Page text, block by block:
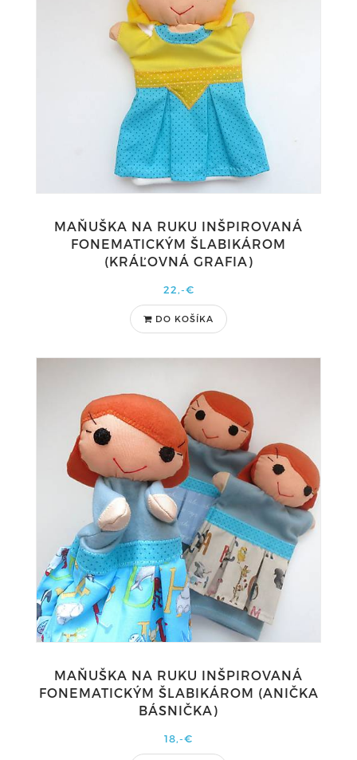
MAŇUŠKA NA RUKU INŠPIROVANÁ
FONEMATICKÝM ŠLABIKÁROM
(KRÁĽOVNÁ GRAFIA)
22,-€
DO KOŠÍKA
MAŇUŠKA NA RUKU INŠPIROVANÁ
FONEMATICKÝM ŠLABIKÁROM (ANIČKA
BÁSNIČKA)
18,-€